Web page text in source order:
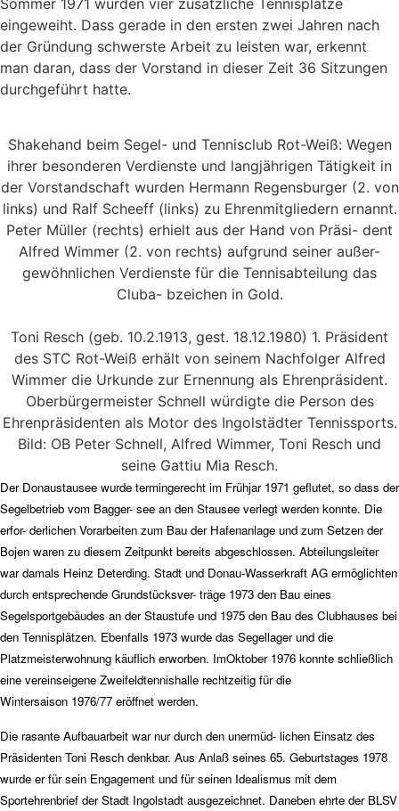
eingeweiht. Dass gerade in den ersten zwei Jahren nach
der Gründung schwerste Arbeit zu leisten war, erkennt
man daran, dass der Vorstand in dieser Zeit 36 Sitzungen
durchgeführt hatte.
Shakehand beim Segel- und Tennisclub Rot-Weiß: Wegen
ihrer besonderen Verdienste und langjährigen Tätigkeit in
der Vorstandschaft wurden Hermann Regensburger (2. von
links) und Ralf Scheeff (links) zu Ehrenmitgliedern ernannt.
Peter Müller (rechts) erhielt aus der Hand von Präsi- dent
Alfred Wimmer (2. von rechts) aufgrund seiner außer-
gewöhnlichen Verdienste für die Tennisabteilung das
Cluba- bzeichen in Gold.
Toni Resch (geb. 10.2.1913, gest. 18.12.1980) 1. Präsident
des STC Rot-Weiß erhält von seinem Nachfolger Alfred
Wimmer die Urkunde zur Ernennung als Ehrenpräsident.
Oberbürgermeister Schnell würdigte die Person des
Ehrenpräsidenten als Motor des Ingolstädter Tennissports.
Bild: OB Peter Schnell, Alfred Wimmer, Toni Resch und
seine Gattiu Mia Resch.
Der Donaustausee wurde termingerecht im Frühjar 1971 geflutet, so dass der
Segelbetrieb vom Bagger- see an den Stausee verlegt werden konnte. Die
erfor- derlichen Vorarbeiten zum Bau der Hafenanlage und zum Setzen der
Bojen waren zu diesem Zeitpunkt bereits abgeschlossen. Abteilungsleiter
war damals Heinz Deterding. Stadt und Donau-Wasserkraft AG ermöglichten
durch entsprechende Grundstücksver- träge 1973 den Bau eines
Segelsportgebäudes an der Staustufe und 1975 den Bau des Clubhauses bei
den Tennisplätzen. Ebenfalls 1973 wurde das Segellagerund die
Platzmeisterwohnung käuflich erworben. ImOktober 1976 konnte schließlich
eine vereinseigene Zweifeldtennishalle rechtzeitig für die
Wintersaison 1976/77 eröffnet werden.
Die rasante Aufbauarbeit war nur durch den unermüd- lichen Einsatz des
Präsidenten Toni Resch denkbar. Aus Anlaß seines 65. Geburtstages 1978
wurde er für sein Engagement und für seinen Idealismus mit dem
Sportehrenbrief der Stadt Ingolstadt ausgezeichnet. Daneben ehrte der BLSV